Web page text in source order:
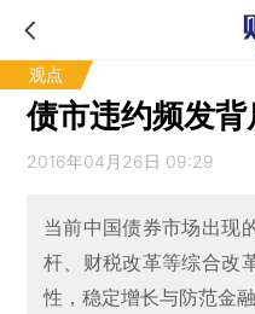
观点
债市违约频发
2016年04月26日 09:29
当前中国债券市场出现
杆、财税改革等综合改
性，稳定增长与防范金